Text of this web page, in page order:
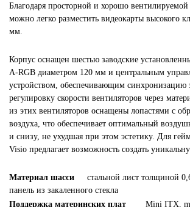
Благодаря просторной и хорошо
можно легко разместить видеокарты высокого
мм.
Корпус оснащен шестью заводские
A-RGB диаметром 120 мм и центральным
устройством, обеспечивающим синхронизацию
регулировку скорости вентиляторов через
из этих вентиляторов оснащены лопастями с
воздуха, что обеспечивает оптимальный
и снизу, не ухудшая при этом эстетику. Для
Visio предлагает возможность создать
Материал шасси
стальной лист толщиной
панель из закаленного стекла
Поддержка материнских плат
Mini ITX,